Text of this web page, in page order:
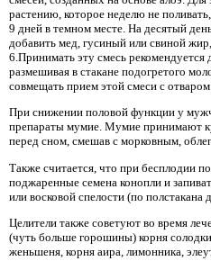
растению, которое неделю не
9 дней в темном месте. На десятый
добавить мед, гусиный или свиной
6.Принимать эту смесь рекомендуется
размешивая в стакане подогретого
совмещать прием этой смеси с
При снижении половой функции у
препараты мумие. Мумие принимают
перед сном, смешав с морковным,
Также считается, что при бесплодии
поджаренные семена конопли и
или восковой спелости (по полстакана
Целители также советуют во время
(чуть больше горошины) корня
женьшеня, корня аира, лимонника,